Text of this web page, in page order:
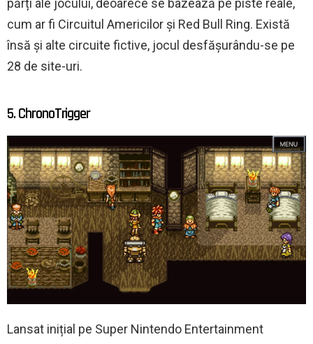
părți ale jocului, deoarece se bazează pe piste reale,
cum ar fi Circuitul Americilor și Red Bull Ring. Există
însă și alte circuite fictive, jocul desfășurându-se pe
28 de site-uri.
5. ChronoTrigger
Lansat inițial pe Super Nintendo Entertainment